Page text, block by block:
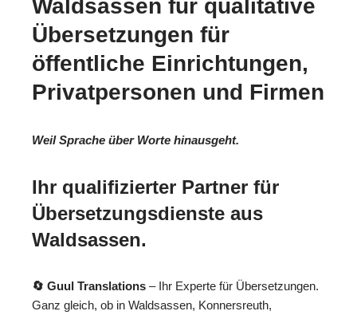
Waldsassen für qualitative
Übersetzungen für
öffentliche Einrichtungen,
Privatpersonen und Firmen
Weil Sprache über Worte hinausgeht.
Ihr qualifizierter Partner für
Übersetzungsdienste aus
Waldsassen.
🔄 Guul Translations – Ihr Experte für Übersetzungen.
Ganz gleich, ob in Waldsassen, Konnersreuth,